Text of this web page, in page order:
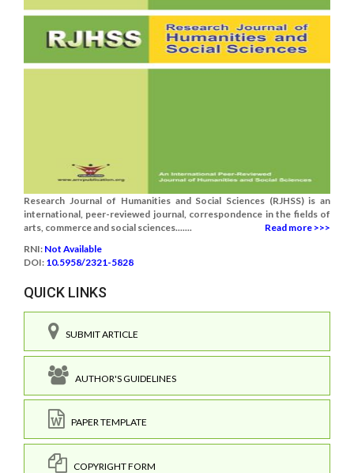
Research Journal of Humanities and Social Sciences (RJHSS) is an
international, peer-reviewed journal, correspondence in the fields of
arts, commerce and social sciences.......
Read more >>>
RNI: Not Available
DOI: 10.5958/2321-5828
QUICK LINKS
SUBMIT ARTICLE
AUTHOR'S GUIDELINES
PAPER TEMPLATE
COPYRIGHT FORM